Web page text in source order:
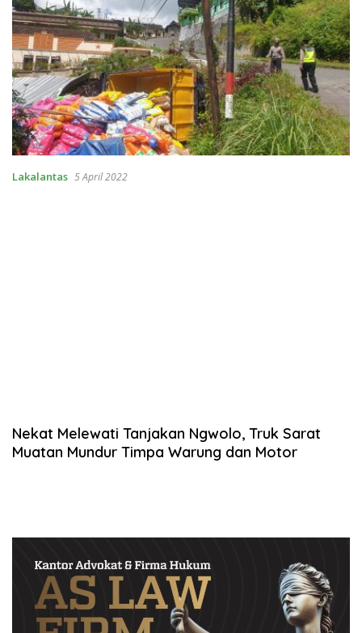
Lakalantas 5 April 2022
Nekat Melewati Tanjakan Ngwolo, Truk Sarat
Muatan Mundur Timpa Warung dan Motor